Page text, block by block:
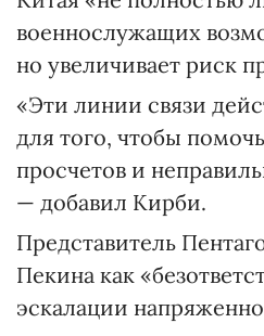
военнослужащих
но увеличивает риск
«Эти линии связи
для того, чтобы
просчетов и
— добавил Кирби.
Представитель
Пекина как
эскалации